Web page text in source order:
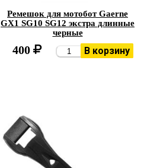
Ремешок для мотобот Gaerne
GX1 SG10 SG12 экстра длинные
черные
400 В корзину